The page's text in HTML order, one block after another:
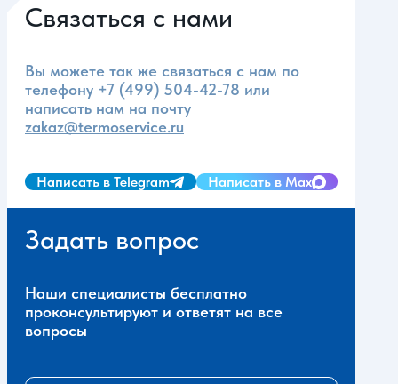
Связаться с нами
Вы можете так же связаться с нам по
телефону +7 (499) 504-42-78 или
написать нам на почту
zakaz@termoservice.ru
Написать в Telegram Написать в Max
Задать вопрос
Наши специалисты бесплатно
проконсультируют и ответят на все
вопросы